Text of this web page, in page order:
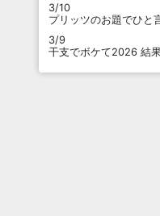
3/10
プリッツのお題でひと
3/9
干支でボケて2026 結